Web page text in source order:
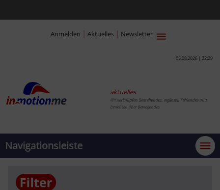
Anmelden | Aktuelles | Newsletter
05.08.2026 | 22:29
aktuelles
Wir verknüpfen Bestehendes, ergänzen Fehlendes und
berichten über Bewegendes
Navigationsleiste